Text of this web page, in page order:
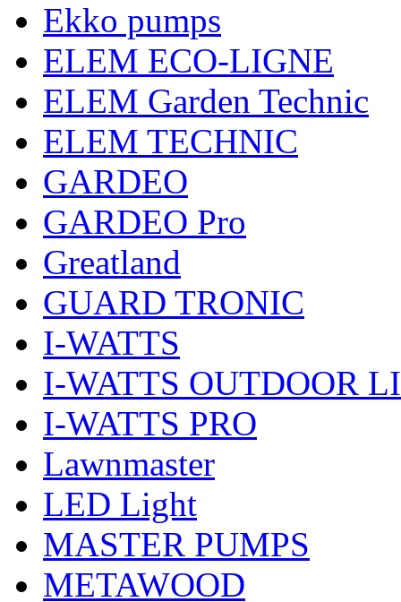
Ekko pumps
ELEM ECO-LIGNE
ELEM Garden Technic
ELEM TECHNIC
GARDEO
GARDEO Pro
Greatland
GUARD TRONIC
I-WATTS
I-WATTS OUTDOOR
I-WATTS PRO
Lawnmaster
LED Light
MASTER PUMPS
METAWOOD